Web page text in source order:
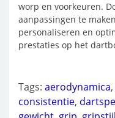
worp en voorkeuren.
aanpassingen te
personaliseren en
prestaties op het
Tags: aerodynamica,
consistentie,